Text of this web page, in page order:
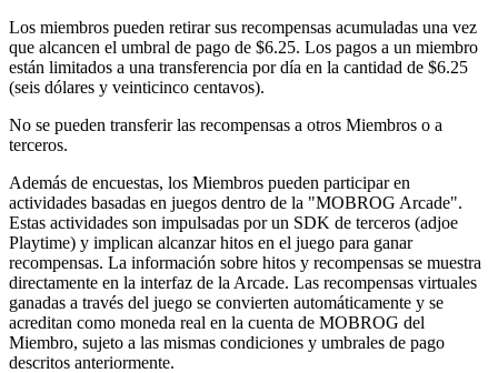
Los miembros pueden retirar sus recompensas acumuladas una vez
que alcancen el umbral de pago de $6.25. Los pagos a un miembro
están limitados a una transferencia por día en la cantidad de $6.25
(seis dólares y veinticinco centavos).
No se pueden transferir las recompensas a otros Miembros o a
terceros.
Además de encuestas, los Miembros pueden participar en
actividades basadas en juegos dentro de la "MOBROG Arcade".
Estas actividades son impulsadas por un SDK de terceros (adjoe
Playtime) y implican alcanzar hitos en el juego para ganar
recompensas. La información sobre hitos y recompensas se muestra
directamente en la interfaz de la Arcade. Las recompensas virtuales
ganadas a través del juego se convierten automáticamente y se
acreditan como moneda real en la cuenta de MOBROG del
Miembro, sujeto a las mismas condiciones y umbrales de pago
descritos anteriormente.